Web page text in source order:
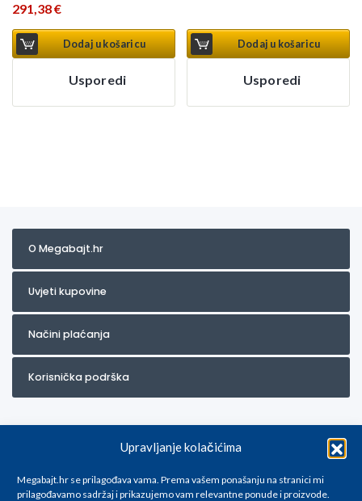
Upravljanje kolačićima
Megabajt.hr se prilagođava vama. Prema vašem ponašanju na stranici mi
prilagođavamo sadržaj i prikazujemo vam relevantne ponude i proizvode.
291,38€
Dodaj u košaricu
Usporedi
Dodaj u košaricu
Usporedi
O Megabajt.hr
Uvjeti kupovine
Načini plaćanja
Korisnička podrška